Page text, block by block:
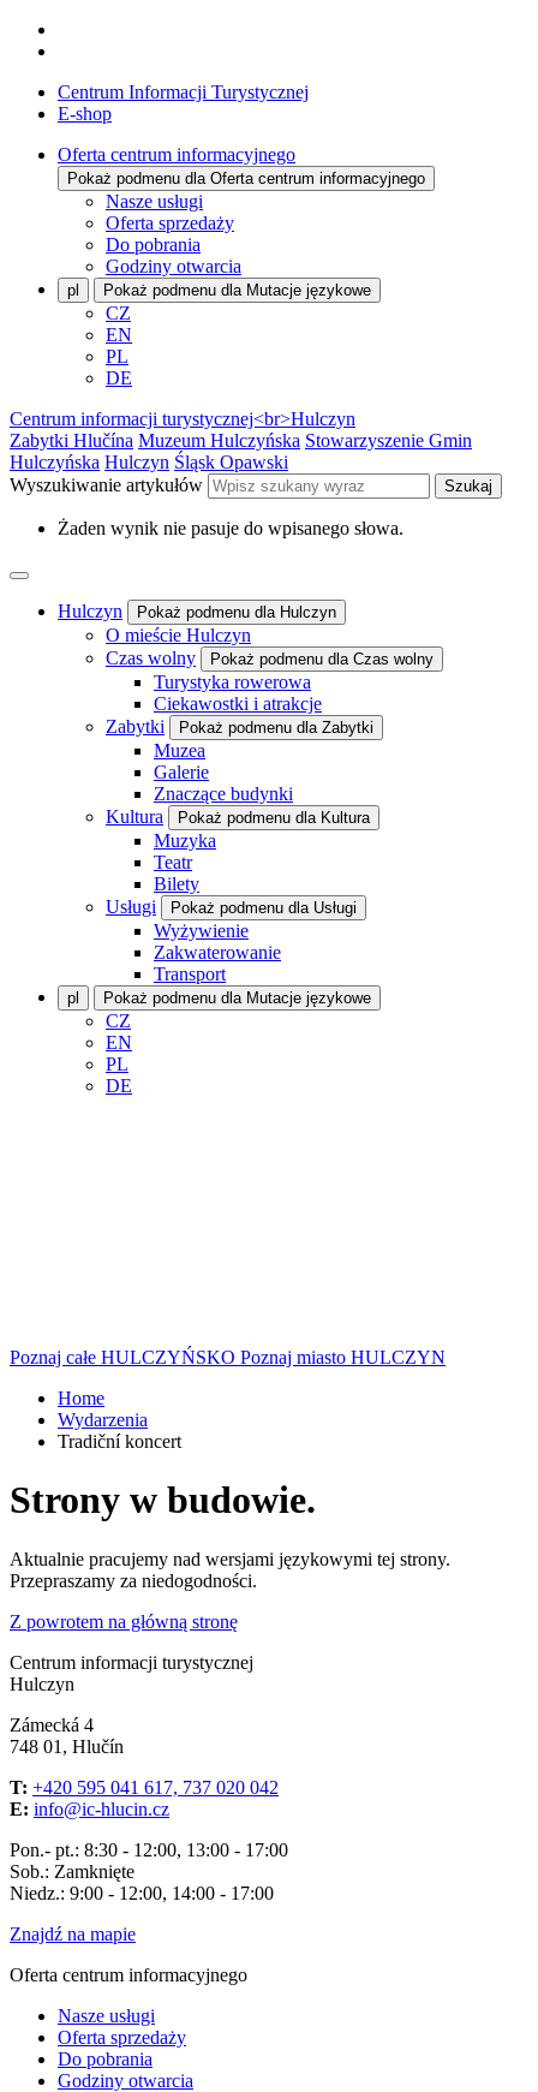
Centrum Informacji Turystycznej
E-shop
Oferta centrum informacyjnego
Pokaż podmenu dla Oferta centrum informacyjnego
Nasze usługi
Oferta sprzedaży
Do pobrania
Godziny otwarcia
pl Pokaż podmenu dla Mutacje językowe
CZ
EN
PL
DE
Centrum informacji turystycznej<br>Hulczyn
Zabytki Hlučína Muzeum Hulczyńska Stowarzyszenie Gmin
Hulczyńska Hulczyn Śląsk Opawski
Wyszukiwanie artykułów
Szukaj
Żaden wynik nie pasuje do wpisanego słowa.
Hulczyn Pokaż podmenu dla Hulczyn
O mieście Hulczyn
Czas wolny
Pokaż podmenu dla Czas wolny
Turystyka rowerowa
Ciekawostki i atrakcje
Zabytki
Pokaż podmenu dla Zabytki
Muzea
Galerie
Znaczące budynki
Kultura
Pokaż podmenu dla Kultura
Muzyka
Teatr
Bilety
Usługi
Pokaż podmenu dla Usługi
Wyżywienie
Zakwaterowanie
Transport
pl Pokaż podmenu dla Mutacje językowe
CZ
EN
PL
DE
Poznaj całe HULCZYŃSKO Poznaj miasto HULCZYN
Home
Wydarzenia
Tradiční koncert
Strony w budowie.
Aktualnie pracujemy nad wersjami językowymi tej strony.
Przepraszamy za niedogodności.
Z powrotem na główną stronę
Centrum informacji turystycznej
Hulczyn
Zámecká 4
748 01, Hlučín
T: +420 595 041 617, 737 020 042
E: info@ic-hlucin.cz
Pon.- pt.: 8:30 - 12:00, 13:00 - 17:00
Sob.: Zamknięte
Niedz.: 9:00 - 12:00, 14:00 - 17:00
Znajdź na mapie
Oferta centrum informacyjnego
Nasze usługi
Oferta sprzedaży
Do pobrania
Godziny otwarcia